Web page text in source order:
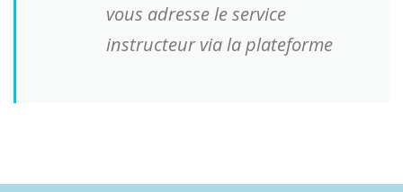
vous adresse le service
instructeur via la plateforme